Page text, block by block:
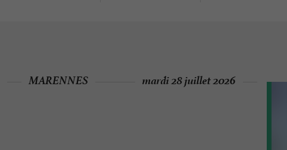
MARENNES mardi 28 juillet 2026